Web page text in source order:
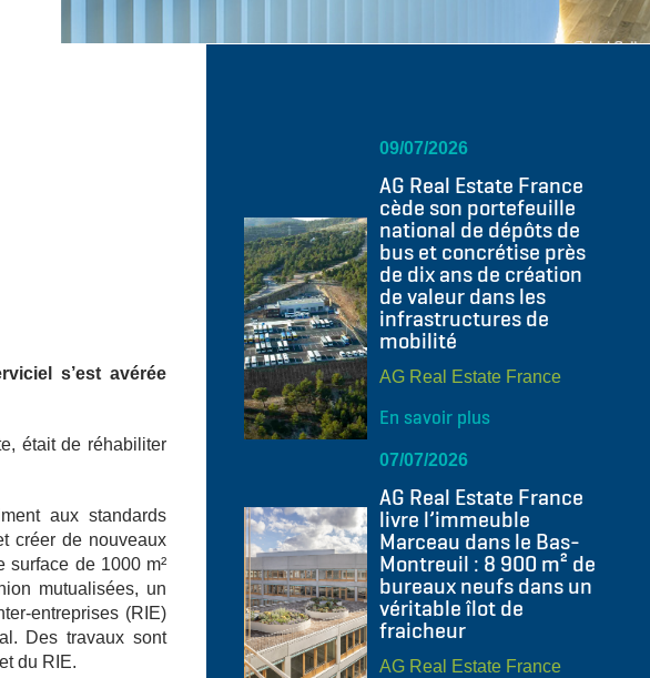
09/07/2026
AG Real Estate France
cède son portefeuille
national de dépôts de
bus et concrétise près
de dix ans de création
de valeur dans les
infrastructures de
mobilité
AG Real Estate France
En savoir plus
07/07/2026
AG Real Estate France
livre l’immeuble
Marceau dans le Bas-
Montreuil : 8 900 m² de
bureaux neufs dans un
véritable îlot de
fraicheur
AG Real Estate France
s’est avérée
était de réhabiliter
aux standards
créer de nouveaux
surface de 1000 m²
mutualisées, un
entreprises (RIE)
Des travaux sont
du RIE.